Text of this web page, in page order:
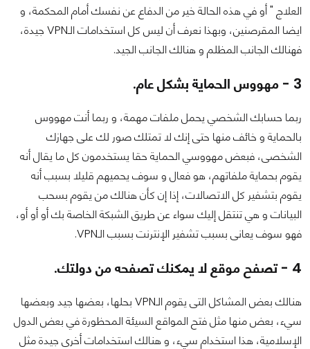
العلاج " أو في هذه الحالة خير من الدفاع عن نفسك أمام المحكمة، و
ايضا المقرصنين، وبهذا نعرف أن ليس كل استخدامات الـVPN جيدة،
فهنالك الجانب المظلم و هنالك الجانب الجيد.
3 - مهووس الحماية بشكل عام.
ربما حسابك الشخصي يحمل ملفات مهمة، و ربما أنت مهووس
بالحماية و خائف منها حتى إنك لا تمتلك صور لك على جهازك
الشخصى، فبعض مهووسي الحماية حقا يستخدمون كل ما يقال أنه
يقوم بحماية ملفاتهم، هو فعال و سوف يحميهم قليلا بسبب أنه
يقوم بتشفير كل الاتصالات، إذا إن كأن هنالك من يقوم بسحب
البيانات و هي تنتقل إليك سواء عن طريق الشبكة الخاصة بك أو أو أو،
فهو سوف يعانى بسبب تشفير الإنترنت بسبب الـVPN.
4 - تصفح موقع لا يمكنك تصفحه من دولتك.
هنالك بعض المشاكل التى يقوم الـVPN بحلها، بعضها جيد وبعضها
سيء، بعض منها مثل فتح المواقع السيئة المحظورة في بعض الدول
الإسلامية، هذا استخدام سيء، و هنالك استخدامات أخرى جيدة مثل